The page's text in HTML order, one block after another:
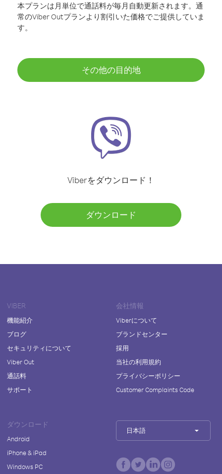
本プランは月単位で通話料が毎月自動更新されます。通
常のViber Outプランより割引いた価格でご提供していま
す。
その他の目的地
Viberをダウンロード！
ダウンロード
VIBER
機能紹介
ブログ
セキュリティについて
Viber Out
通話料
サポート
会社情報
Viberについて
ブランドセンター
採用
当社の利用規約
プライバシーポリシー
Customer Complaints Code
ダウンロード
Android
iPhone & iPad
Windows PC
日本語